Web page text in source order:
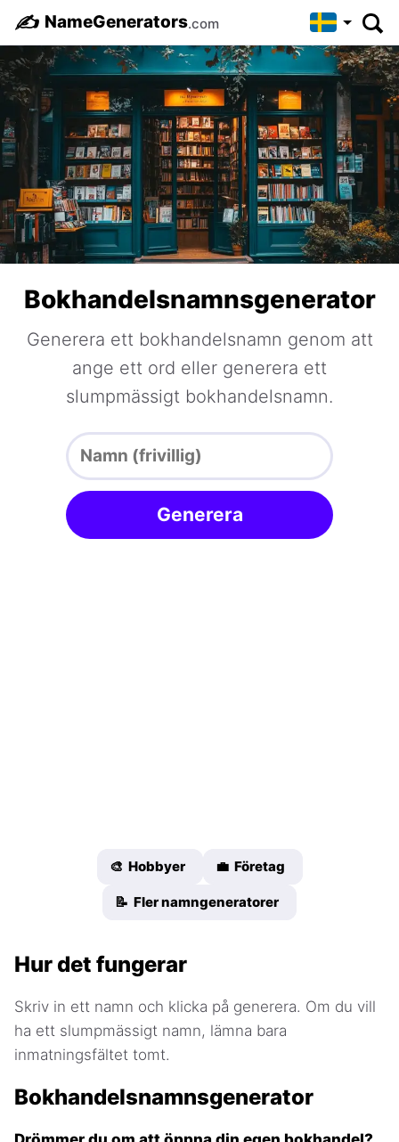
✍️ NameGenerators.com
Bokhandelsnamnsgenerator
Generera ett bokhandelsnamn genom att
ange ett ord eller generera ett
slumpmässigt bokhandelsnamn.
Generera
🎨 Hobbyer 💼 Företag
📝 Fler namngeneratorer
Hur det fungerar
Skriv in ett namn och klicka på generera. Om du vill
ha ett slumpmässigt namn, lämna bara
inmatningsfältet tomt.
Bokhandelsnamnsgenerator